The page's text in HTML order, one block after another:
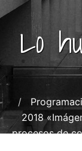
Lo
2018
procesos de